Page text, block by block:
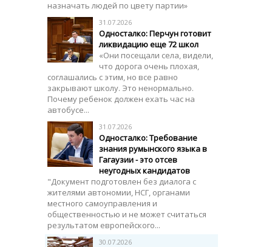
назначать людей по цвету партии»
31.07.2026
Односталко: Перчун готовит
ликвидацию еще 72 школ
«Они посещали села, видели,
что дорога очень плохая,
соглашались с этим, но все равно
закрывают школу. Это ненормально.
Почему ребенок должен ехать час на
автобусе...
31.07.2026
Односталко: Требование
знания румынского языка в
Гагаузии - это отсев
неугодных кандидатов
"Документ подготовлен без диалога с
жителями автономии, НСГ, органами
местного самоуправления и
общественностью и не может считаться
результатом европейского...
30.07.2026